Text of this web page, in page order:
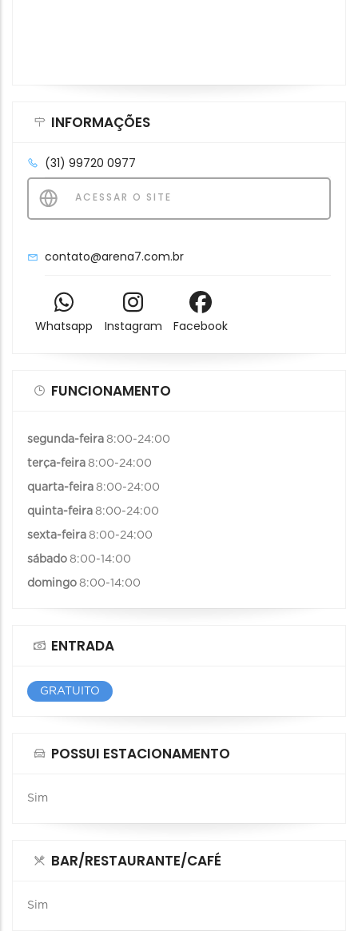
INFORMAÇÕES
(31) 99720 0977
ACESSAR O SITE
contato@arena7.com.br
Whatsapp Instagram Facebook
FUNCIONAMENTO
segunda-feira 8:00-24:00
terça-feira 8:00-24:00
quarta-feira 8:00-24:00
quinta-feira 8:00-24:00
sexta-feira 8:00-24:00
sábado 8:00-14:00
domingo 8:00-14:00
ENTRADA
GRATUITO
POSSUI ESTACIONAMENTO
Sim
BAR/RESTAURANTE/CAFÉ
Sim